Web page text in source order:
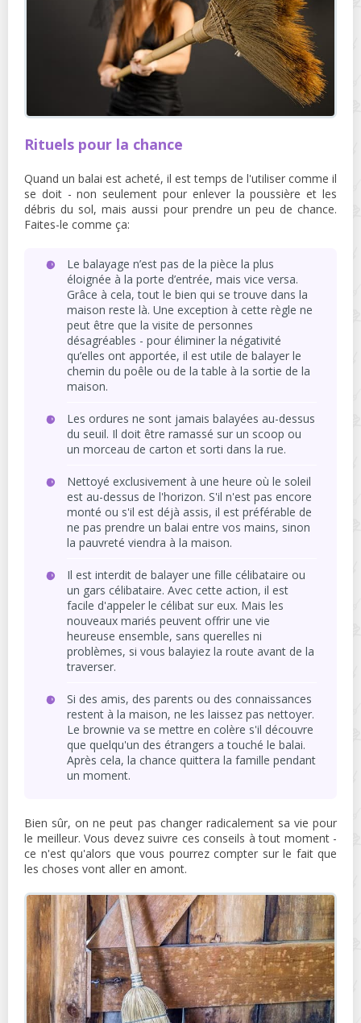
Rituels pour la chance
Quand un balai est acheté, il est temps de l'utiliser comme il
se doit - non seulement pour enlever la poussière et les
débris du sol, mais aussi pour prendre un peu de chance.
Faites-le comme ça:
Le balayage n’est pas de la pièce la plus
éloignée à la porte d’entrée, mais vice versa.
Grâce à cela, tout le bien qui se trouve dans la
maison reste là. Une exception à cette règle ne
peut être que la visite de personnes
désagréables - pour éliminer la négativité
qu’elles ont apportée, il est utile de balayer le
chemin du poêle ou de la table à la sortie de la
maison.
Les ordures ne sont jamais balayées au-dessus
du seuil. Il doit être ramassé sur un scoop ou
un morceau de carton et sorti dans la rue.
Nettoyé exclusivement à une heure où le soleil
est au-dessus de l'horizon. S'il n'est pas encore
monté ou s'il est déjà assis, il est préférable de
ne pas prendre un balai entre vos mains, sinon
la pauvreté viendra à la maison.
Il est interdit de balayer une fille célibataire ou
un gars célibataire. Avec cette action, il est
facile d'appeler le célibat sur eux. Mais les
nouveaux mariés peuvent offrir une vie
heureuse ensemble, sans querelles ni
problèmes, si vous balayiez la route avant de la
traverser.
Si des amis, des parents ou des connaissances
restent à la maison, ne les laissez pas nettoyer.
Le brownie va se mettre en colère s'il découvre
que quelqu'un des étrangers a touché le balai.
Après cela, la chance quittera la famille pendant
un moment.
Bien sûr, on ne peut pas changer radicalement sa vie pour
le meilleur. Vous devez suivre ces conseils à tout moment -
ce n'est qu'alors que vous pourrez compter sur le fait que
les choses vont aller en amont.